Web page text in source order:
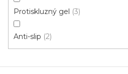
Protiskluzný gel 3
Anti-slip 2